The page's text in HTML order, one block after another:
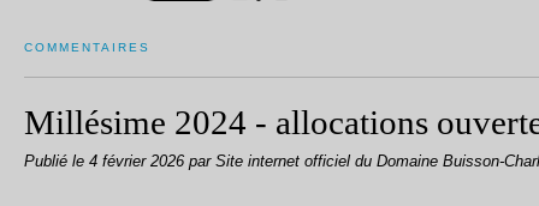
COMMENTAIRES
Millésime 2024 - allocations
Publié le 4 février 2026 par Site internet officiel du Domaine Buisson-